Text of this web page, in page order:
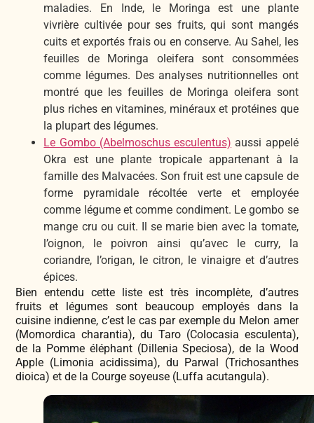
maladies. En Inde, le Moringa est une plante
vivrière cultivée pour ses fruits, qui sont mangés
cuits et exportés frais ou en conserve. Au Sahel, les
feuilles de Moringa oleifera sont consommées
comme légumes. Des analyses nutritionnelles ont
montré que les feuilles de Moringa oleifera sont
plus riches en vitamines, minéraux et protéines que
la plupart des légumes.
Le Gombo (Abelmoschus esculentus) aussi appelé
Okra est une plante tropicale appartenant à la
famille des Malvacées. Son fruit est une capsule de
forme pyramidale récoltée verte et employée
comme légume et comme condiment. Le gombo se
mange cru ou cuit. Il se marie bien avec la tomate,
l’oignon, le poivron ainsi qu’avec le curry, la
coriandre, l’origan, le citron, le vinaigre et d’autres
épices.
Bien entendu cette liste est très incomplète, d’autres
fruits et légumes sont beaucoup employés dans la
cuisine indienne, c’est le cas par exemple du Melon amer
(Momordica charantia), du Taro (Colocasia esculenta),
de la Pomme éléphant (Dillenia Speciosa), de la Wood
Apple (Limonia acidissima), du Parwal (Trichosanthes
dioica) et de la Courge soyeuse (Luffa acutangula).